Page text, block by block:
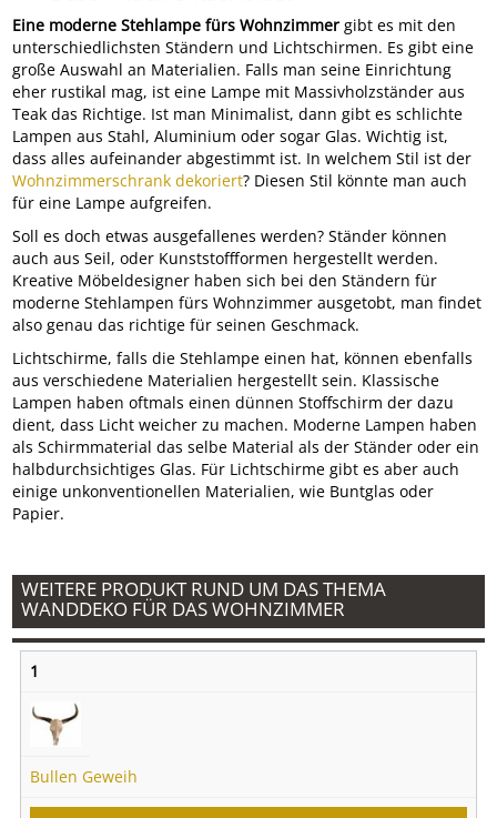
Eine moderne Stehlampe fürs Wohnzimmer gibt es mit den
unterschiedlichsten Ständern und Lichtschirmen. Es gibt eine
große Auswahl an Materialien. Falls man seine Einrichtung
eher rustikal mag, ist eine Lampe mit Massivholzständer aus
Teak das Richtige. Ist man Minimalist, dann gibt es schlichte
Lampen aus Stahl, Aluminium oder sogar Glas. Wichtig ist,
dass alles aufeinander abgestimmt ist. In welchem Stil ist der
Wohnzimmerschrank dekoriert? Diesen Stil könnte man auch
für eine Lampe aufgreifen.
Soll es doch etwas ausgefallenes werden? Ständer können
auch aus Seil, oder Kunststoffformen hergestellt werden.
Kreative Möbeldesigner haben sich bei den Ständern für
moderne Stehlampen fürs Wohnzimmer ausgetobt, man findet
also genau das richtige für seinen Geschmack.
Lichtschirme, falls die Stehlampe einen hat, können ebenfalls
aus verschiedene Materialien hergestellt sein. Klassische
Lampen haben oftmals einen dünnen Stoffschirm der dazu
dient, dass Licht weicher zu machen. Moderne Lampen haben
als Schirmmaterial das selbe Material als der Ständer oder ein
halbdurchsichtiges Glas. Für Lichtschirme gibt es aber auch
einige unkonventionellen Materialien, wie Buntglas oder
Papier.
WEITERE PRODUKT RUND UM DAS THEMA
WANDDEKO FÜR DAS WOHNZIMMER
1
Bullen Geweih